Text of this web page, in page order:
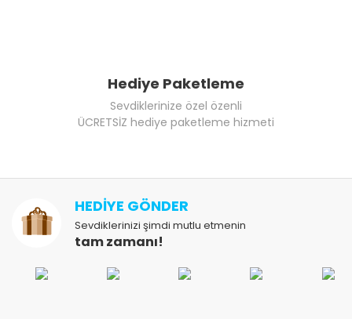
Hediye Paketleme
Sevdiklerinize özel özenli
ÜCRETSİZ hediye paketleme hizmeti
HEDİYE GÖNDER
Sevdiklerinizi şimdi mutlu etmenin
tam zamanı!